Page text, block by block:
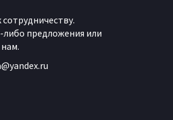
либо предложения или